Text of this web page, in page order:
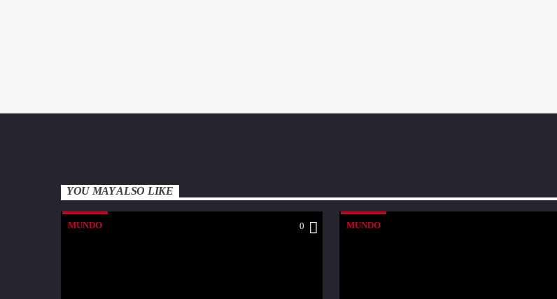
YOU MAY ALSO LIKE
MUNDO 0 MUNDO